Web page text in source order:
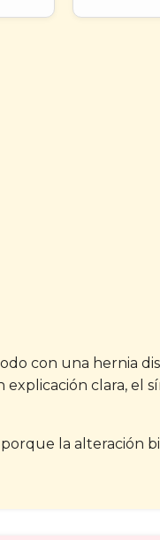
con una hernia
explicación clara, el
porque la alteración